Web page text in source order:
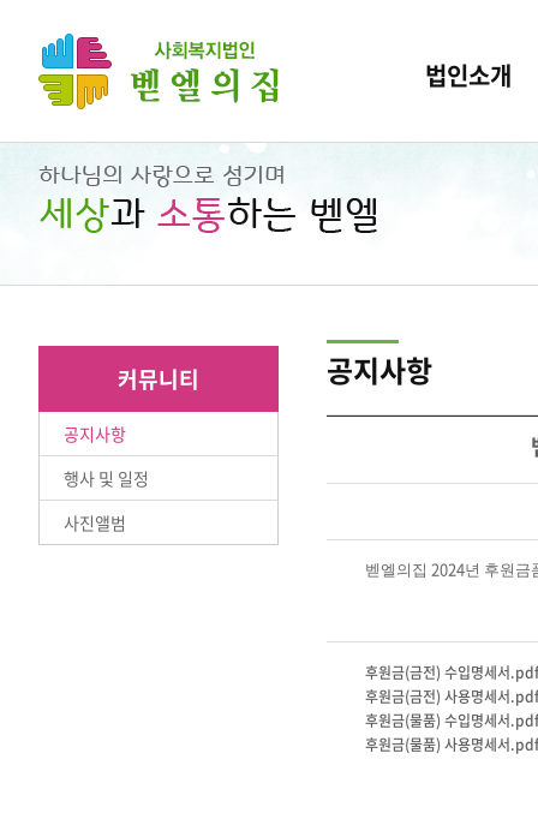
법인소개
커뮤니티
공지사항
행사 및 일정
사진앨범
공지사항
벧엘의집 2024년 후원금
후원금(금전) 수입명세서.pdf
후원금(금전) 사용명세서.pdf
후원금(물품) 수입명세서.pdf
후원금(물품) 사용명세서.pdf